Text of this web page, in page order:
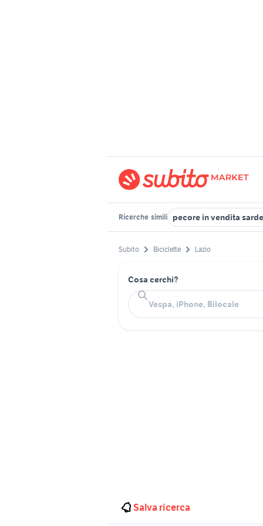
Ricerche simili pecore in vendita
Subito Biciclette Lazio
Cosa cerchi?
Salva ricerca